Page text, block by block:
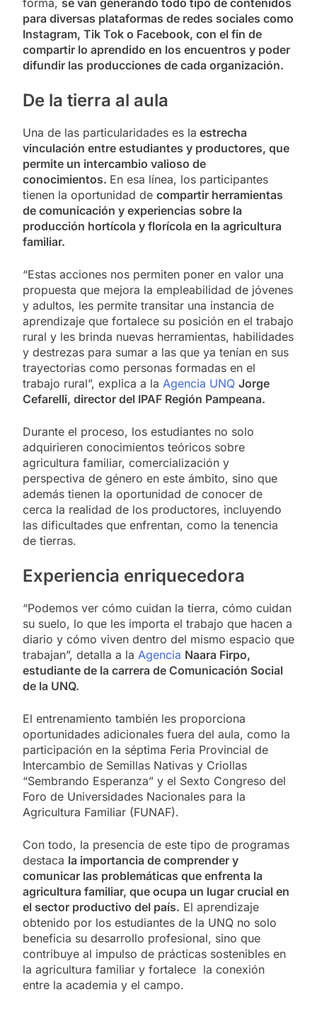
forma, se van generando todo tipo de contenidos
para diversas plataformas de redes sociales como
Instagram, Tik Tok o Facebook, con el fin de
compartir lo aprendido en los encuentros y poder
difundir las producciones de cada organización.
De la tierra al aula
Una de las particularidades es la estrecha
vinculación entre estudiantes y productores, que
permite un intercambio valioso de
conocimientos. En esa línea, los participantes
tienen la oportunidad de compartir herramientas
de comunicación y experiencias sobre la
producción hortícola y florícola en la agricultura
familiar.
“Estas acciones nos permiten poner en valor una
propuesta que mejora la empleabilidad de jóvenes
y adultos, les permite transitar una instancia de
aprendizaje que fortalece su posición en el trabajo
rural y les brinda nuevas herramientas, habilidades
y destrezas para sumar a las que ya tenían en sus
trayectorias como personas formadas en el
trabajo rural”, explica a la Agencia UNQ Jorge
Cefarelli, director del IPAF Región Pampeana.
Durante el proceso, los estudiantes no solo
adquirieren conocimientos teóricos sobre
agricultura familiar, comercialización y
perspectiva de género en este ámbito, sino que
además tienen la oportunidad de conocer de
cerca la realidad de los productores, incluyendo
las dificultades que enfrentan, como la tenencia
de tierras.
Experiencia enriquecedora
“Podemos ver cómo cuidan la tierra, cómo cuidan
su suelo, lo que les importa el trabajo que hacen a
diario y cómo viven dentro del mismo espacio que
trabajan”, detalla a la Agencia Naara Firpo,
estudiante de la carrera de Comunicación Social
de la UNQ.
El entrenamiento también les proporciona
oportunidades adicionales fuera del aula, como la
participación en la séptima Feria Provincial de
Intercambio de Semillas Nativas y Criollas
“Sembrando Esperanza” y el Sexto Congreso del
Foro de Universidades Nacionales para la
Agricultura Familiar (FUNAF).
Con todo, la presencia de este tipo de programas
destaca la importancia de comprender y
comunicar las problemáticas que enfrenta la
agricultura familiar, que ocupa un lugar crucial en
el sector productivo del país. El aprendizaje
obtenido por los estudiantes de la UNQ no solo
beneficia su desarrollo profesional, sino que
contribuye al impulso de prácticas sostenibles en
la agricultura familiar y fortalece la conexión
entre la academia y el campo.